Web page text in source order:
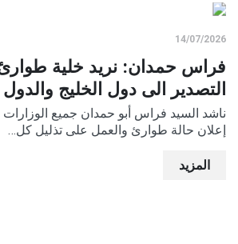
14/07/2026
فراس حمدان: نريد خلية
التصدير الى دول الخليج والدول
ناشد السيد فراس أبو حمدان جميع الوزارات
إعلان حالة طوارئ والعمل على تذليل كل…
المزيد